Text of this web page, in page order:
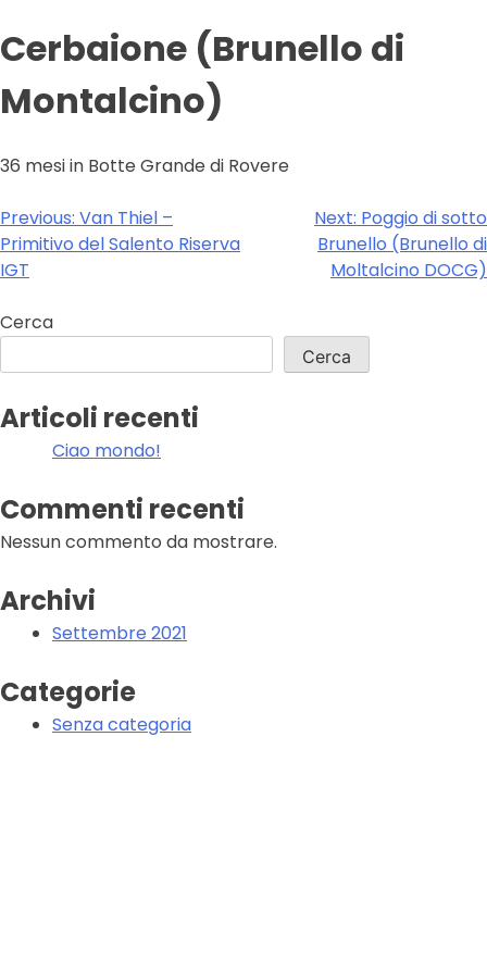
Cerbaione (Brunello di
Montalcino)
36 mesi in Botte Grande di Rovere
Navigazione
articoli
Previous: Van Thiel –
Primitivo del Salento Riserva
IGT
Next: Poggio di sotto
Brunello (Brunello di
Moltalcino DOCG)
Cerca
Cerca
Articoli recenti
Ciao mondo!
Commenti recenti
Nessun commento da mostrare.
Archivi
Settembre 2021
Categorie
Senza categoria